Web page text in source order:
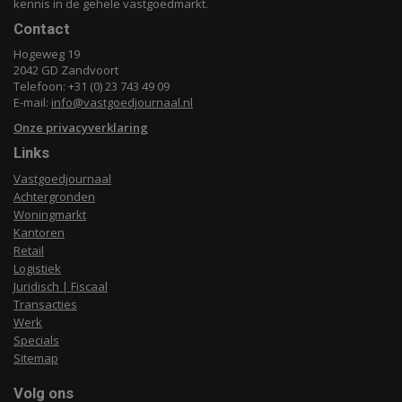
kennis in de gehele vastgoedmarkt.
Contact
Hogeweg 19
2042 GD Zandvoort
Telefoon: +31 (0) 23 743 49 09
E-mail: info@vastgoedjournaal.nl
Onze privacyverklaring
Links
Vastgoedjournaal
Achtergronden
Woningmarkt
Kantoren
Retail
Logistiek
Juridisch | Fiscaal
Transacties
Werk
Specials
Sitemap
Volg ons